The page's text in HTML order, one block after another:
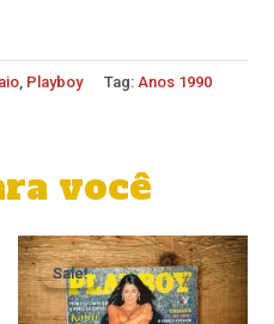
, Playboy Tag:Anos 1990
você
Sale!
Sale!
O
preço
original
era:
O
preço
atual
é: